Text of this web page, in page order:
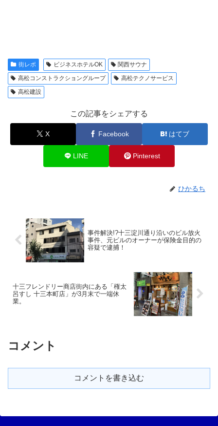
街レポ ビジネスホテルOK
関西サウナ
高松コンストラクショングループ
高松テクノサービス
高松建設
この記事をシェアする
X Facebook はてブ
LINE Pinterest
ひかるち
事件解決!?十三淀川通り沿いのビル放火
事件、元ビルのオーナーが保険金目的の
容疑で逮捕！
十三フレンドリー商店街内にある「権太
呂すし 十三本町店」が3月末で一端休
業。
コメント
コメントを書き込む